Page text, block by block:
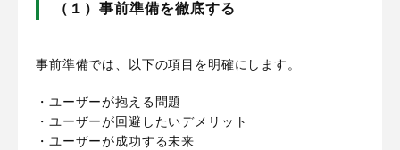
（１）事前準備を徹底する
事前準備では、以下の項目を明確にします。
・ユーザーが抱える問題
・ユーザーが回避したいデメリット
・ユーザーが成功する未来